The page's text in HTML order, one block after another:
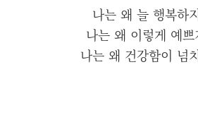
나는 왜 늘 행복하
나는 왜 이렇게 예쁘
나는 왜 건강함이 넘